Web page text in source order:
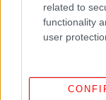
related to
functionality
user
Δείτε όλες τις
ΔΙΑΒΑΣΤΕ